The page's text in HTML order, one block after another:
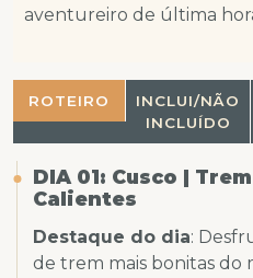
aventureiro de última
ROTEIRO
INCLUI/NÃO
INCLUÍDO
DIA 01: Cusco |
Calientes
Destaque do dia:
de trem mais bonitas